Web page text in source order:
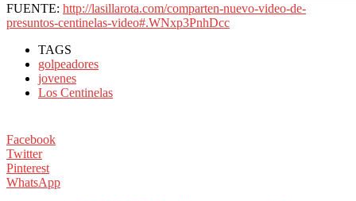
FUENTE: http://lasillarota.com/comparten-nuevo-video-de-
presuntos-centinelas-video#.WNxp3PnhDcc
TAGS
golpeadores
jovenes
Los Centinelas
Facebook
Twitter
Pinterest
WhatsApp